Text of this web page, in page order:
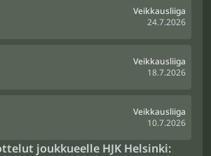
Veikkausliiga
24.7.2026
Veikkausliiga
18.7.2026
Veikkausliiga
10.7.2026
joukkueelle HJK Helsinki: